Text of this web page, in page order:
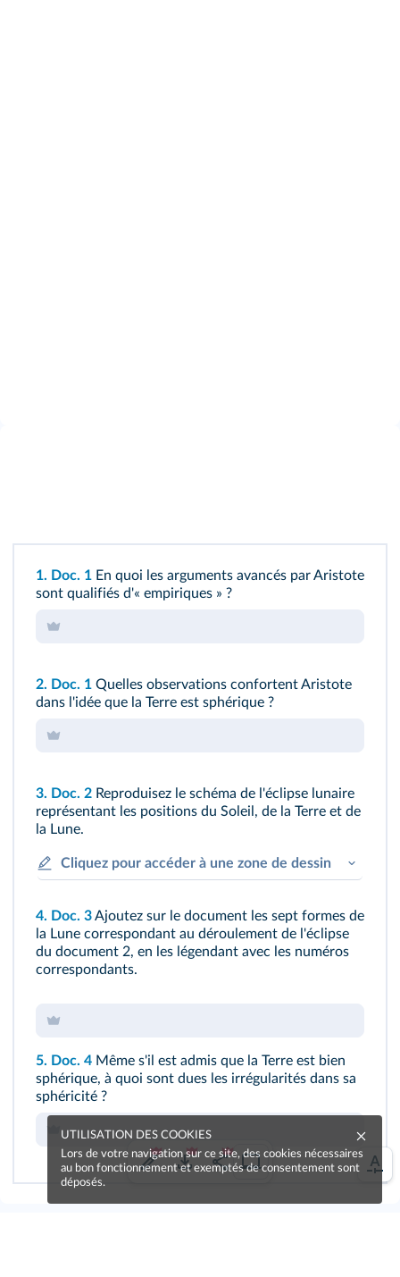
1. Doc. 1 En quoi les arguments avancés par Aristote
sont qualifiés d'« empiriques » ?
2. Doc. 1 Quelles observations confortent Aristote
dans l'idée que la Terre est sphérique ?
3. Doc. 2 Reproduisez le schéma de l'éclipse lunaire
représentant les positions du Soleil, de la Terre et de
la Lune.
Cliquez pour accéder à une zone de dessin
4. Doc. 3Ajoutez sur le document les sept formes de
la Lune correspondant au déroulement de l'éclipse
du document 2, en les légendant avec les numéros
correspondants.
5. Doc. 4 Même s'il est admis que la Terre est bien
sphérique, à quoi sont dues les irrégularités dans sa
sphéricité ?
UTILISATION DES COOKIES
Lors de votre navigation sur ce site, des cookies nécessaires
au bon fonctionnement et exemptés de consentement sont
déposés.